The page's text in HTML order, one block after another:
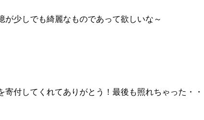
が少しでも綺麗なものであって欲しいな～
寄付してくれてありがとう！最後も照れちゃった・